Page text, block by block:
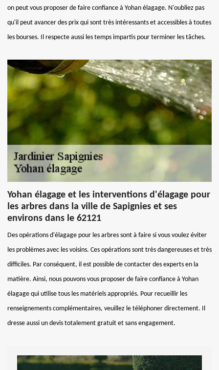
on peut vous proposer de faire confiance à Yohan élagage. N'oubliez pas
qu'il peut avancer des prix qui sont très intéressants et accessibles à toutes
les bourses. Il respecte aussi les temps impartis pour terminer les tâches.
Yohan élagage et les interventions d'élagage pour
les arbres dans la ville de Sapignies et ses
environs dans le 62121
Des opérations d'élagage pour les arbres sont à faire si vous voulez éviter
les problèmes avec les voisins. Ces opérations sont très dangereuses et très
difficiles. Par conséquent, il est possible de contacter des experts en la
matière. Ainsi, nous pouvons vous proposer de faire confiance à Yohan
élagage qui utilise tous les matériels appropriés. Pour recueillir les
renseignements complémentaires, veuillez le téléphoner directement. Il
dresse aussi un devis totalement gratuit et sans engagement.